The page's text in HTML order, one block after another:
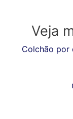
Veja
Colchão por